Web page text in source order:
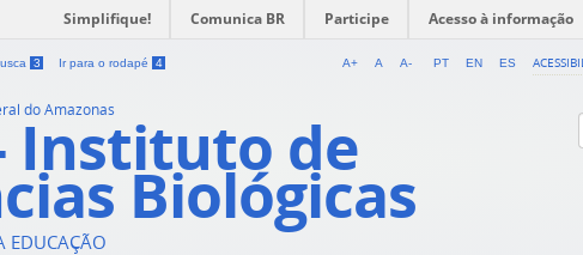
Simplifique! Comunica BR Participe Acesso à informação
3 Ir para o rodapé 4 A+ A A- PT EN ES
do Amazonas
Instituto de
Biológicas
EDUCAÇÃO